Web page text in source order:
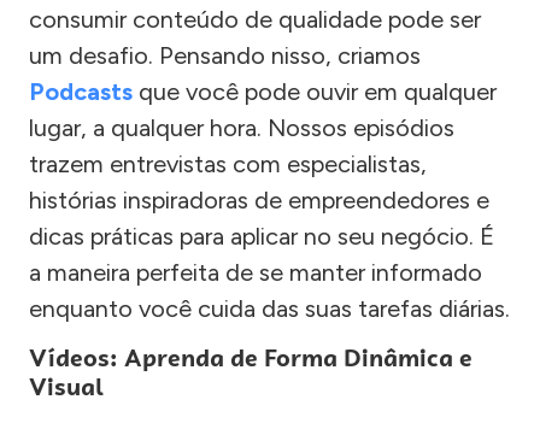
consumir conteúdo de qualidade pode ser
um desafio. Pensando nisso, criamos
Podcasts que você pode ouvir em qualquer
lugar, a qualquer hora. Nossos episódios
trazem entrevistas com especialistas,
histórias inspiradoras de empreendedores e
dicas práticas para aplicar no seu negócio. É
a maneira perfeita de se manter informado
enquanto você cuida das suas tarefas diárias.
Vídeos: Aprenda de Forma Dinâmica e
Visual